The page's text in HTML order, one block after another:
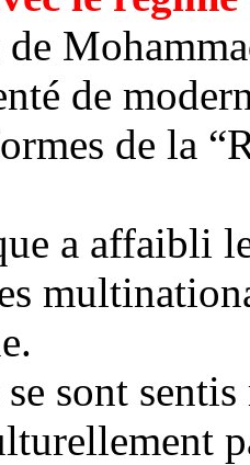
de
de
de la
a affaibli
se sont